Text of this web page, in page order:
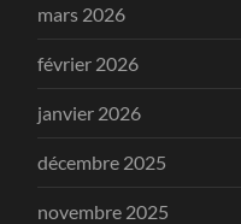
mars 2026
février 2026
janvier 2026
décembre 2025
novembre 2025